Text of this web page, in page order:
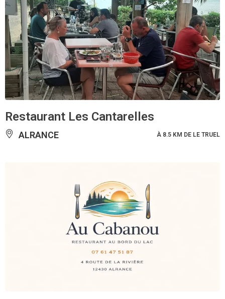
Restaurant Les Cantarelles
ALRANCE À 8.5 KM DE LE TRUEL